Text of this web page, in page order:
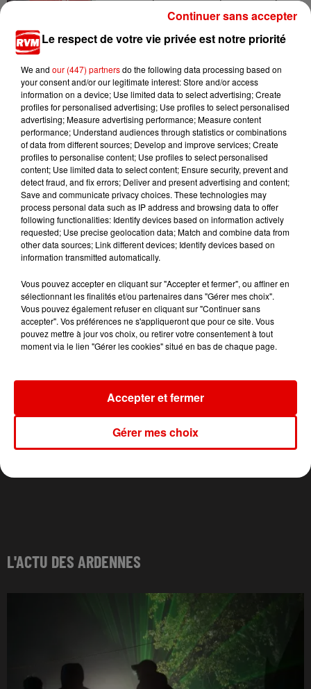
TITRES DIFFUSÉS
19h36
19h36
La Isla Bonita
19h33
19h33
Je Pense A Vous
19h29
19h29
Who Will You
Follow
L'ACTU DES ARDENNES
Le respect de votre vie privée est notre priorité
We and our (447) partnersdo the following data processing based on
your consent and/or our legitimate interest: Store and/or access
information on a device; Use limited data to select advertising; Create
profiles for personalised advertising; Use profiles to select personalised
advertising; Measure advertising performance; Measure content
performance; Understand audiences through statistics or combinations
of data from different sources; Develop and improve services; Create
profiles to personalise content; Use profiles to select personalised
content; Use limited data to select content; Ensure security, prevent and
detect fraud, and fix errors; Deliver and present advertising and content;
Save and communicate privacy choices. These technologies may
process personal data such as IP address and browsing data to offer
following functionalities: Identify devices based on information actively
requested; Use precise geolocation data; Match and combine data from
other data sources; Link different devices; Identify devices based on
information transmitted automatically.
Vous pouvez accepter en cliquant sur "Accepter et fermer", ou affiner en
sélectionnant les finalités et/ou partenaires dans "Gérer mes choix".
Vous pouvez également refuser en cliquant sur "Continuer sans
accepter". Vos préférences ne s'appliqueront que pour ce site. Vous
pouvez mettre à jour vos choix, ou retirer votre consentement à tout
moment via le lien "Gérer les cookies" situé en bas de chaque page.
Gérer mes choix
Accepter et fermer
Continuer sans accepter